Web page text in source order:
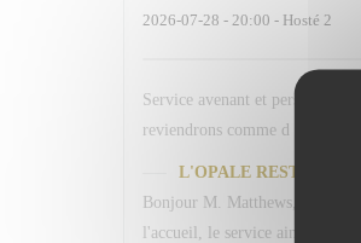
2026-07-28 - 20:00 - Hosté 2
Service avenant et personnel
reviendrons comme d
L'OPALE RESTAURANT
Bonjour M. Matthews, Un
l'accueil, le service ainsi que